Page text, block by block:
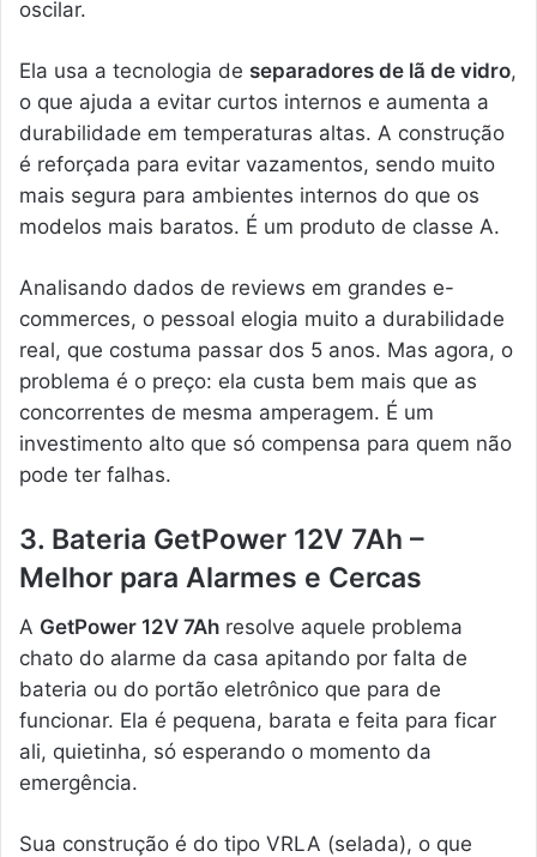
oscilar.
Ela usa a tecnologia de separadores de lã de vidro,
o que ajuda a evitar curtos internos e aumenta a
durabilidade em temperaturas altas. A construção
é reforçada para evitar vazamentos, sendo muito
mais segura para ambientes internos do que os
modelos mais baratos. É um produto de classe A.
Analisando dados de reviews em grandes e-
commerces, o pessoal elogia muito a durabilidade
real, que costuma passar dos 5 anos. Mas agora, o
problema é o preço: ela custa bem mais que as
concorrentes de mesma amperagem. É um
investimento alto que só compensa para quem não
pode ter falhas.
3. Bateria GetPower 12V 7Ah –
Melhor para Alarmes e Cercas
A GetPower 12V 7Ah resolve aquele problema
chato do alarme da casa apitando por falta de
bateria ou do portão eletrônico que para de
funcionar. Ela é pequena, barata e feita para ficar
ali, quietinha, só esperando o momento da
emergência.
Sua construção é do tipo VRLA (selada), o que